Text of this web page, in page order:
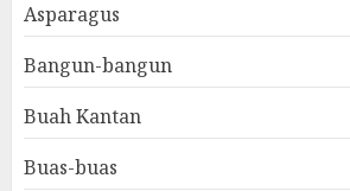
Asparagus
Bangun-bangun
Buah Kantan
Buas-buas